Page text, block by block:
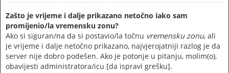
Zašto je vrijeme i dalje prikazano netočno iako sam
promijenio/la vremensku zonu?
Ako si siguran/na da si postavio/la točnu vremensku zonu, ali
je vrijeme i dalje netočno prikazano, najvjerojatniji razlog je da
server nije dobro podešen. Ako je potonje u pitanju, molim(o),
obavijesti administratora/icu [da ispravi grešku].